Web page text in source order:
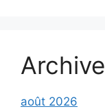
août 2026